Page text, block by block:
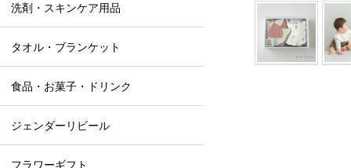
洗剤・スキンケア用品
タオル・ブランケット
食品・お菓子・ドリンク
ジェンダーリビール
フラワーギフト